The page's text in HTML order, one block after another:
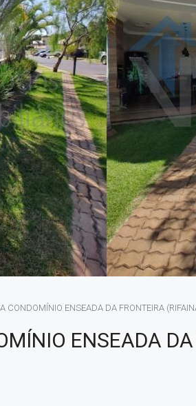
CONDOMÍNIO ENSEADA DA FRONTEIRA
ENSEADA